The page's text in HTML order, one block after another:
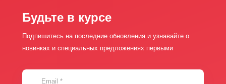
Будьте в курсе
Подпишитесь на последние обновления и узнавайте о
новинках и специальных предложениях первыми
Email *